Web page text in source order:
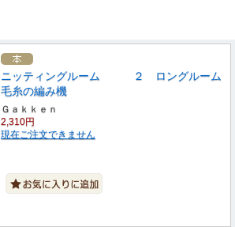
ニッティングルーム ２ ロングルーム
毛糸の編み機
Ｇａｋｋｅｎ
2,310円
現在ご注文できません